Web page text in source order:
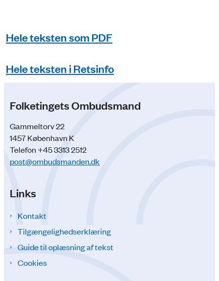
Hele teksten som PDF
Hele teksten i Retsinfo
Folketingets Ombudsmand
Gammeltorv 22
1457 København K
Telefon +45 3313 2512
post@ombudsmanden.dk
Links
Kontakt
Tilgængelighedserklæring
Guide til oplæsning af tekst
Cookies